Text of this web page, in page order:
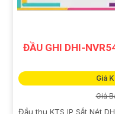
ĐẦU GHI DHI-
Giá
Giá
Đầu thu KTS IP Sắt Nét